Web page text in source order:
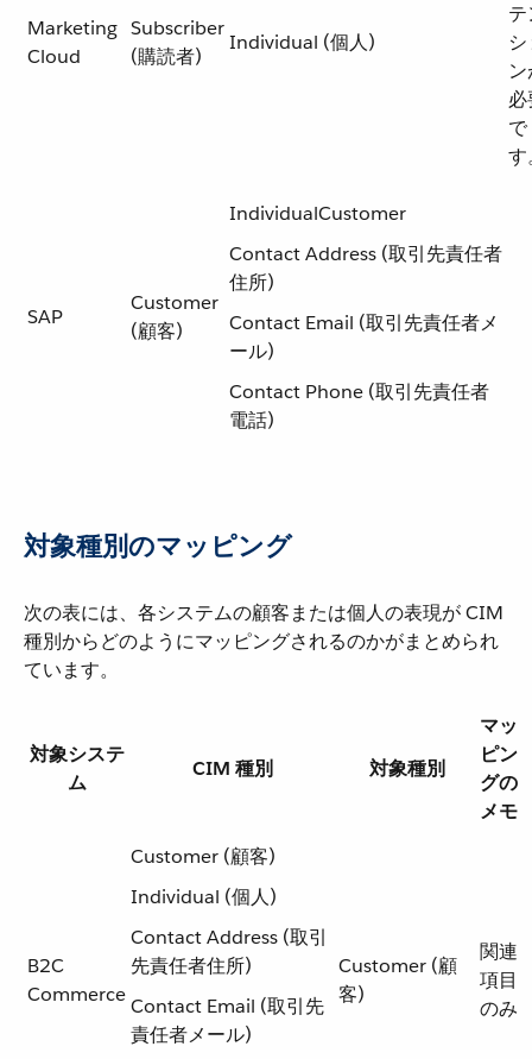
Marketing
Cloud
Subscriber
(購読者)
Individual (個人)
で
す
SAP
Customer
(顧客)
IndividualCustomer
Contact Address (取引先責任者
住所)
Contact Email (取引先責任者メ
ール)
Contact Phone (取引先責任者
電話)
対象種別のマッピング
次の表には、各システムの顧客または個人の表現が CIM
種別からどのようにマッピングされるのかがまとめられ
ています。
対象システ
ム
CIM 種別 対象種別
マッ
ピン
グの
メモ
B2C
Commerce
Customer (顧客)
Individual (個人)
Contact Address (取引
先責任者住所)
Contact Email (取引先
責任者メール)
Customer (顧
客)
関連
項目
のみ